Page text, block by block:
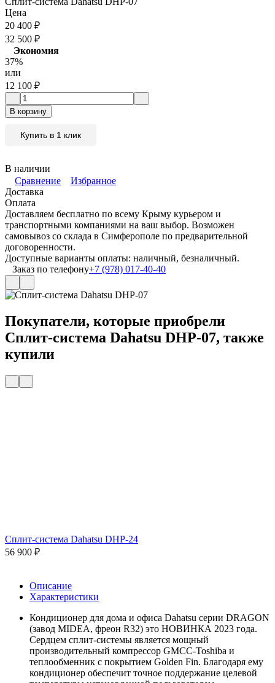
Цена
20 400 ₽
32 500 ₽
Экономия
37%
или
12 100 ₽
В корзину
Купить в 1 клик
В наличии
Сравнение
Избранное
Доставка
Оплата
Доставляем бесплатно по всему Крыму курьером и
транспортными компаниями на ваш выбор. Возможен
самовывоз со склада в Симферополе по предварительной
договоренности.
Доступные варианты оплаты: наличный, безналичный.
Заказ по телефону+7 (978) 017-40-40
Покупатели, которые приобрели
Сплит-система Dahatsu DHP-07, также
купили
Сплит-система Dahatsu DHP-24
56 900 ₽
Описание
Характеристики
Кондиционер для дома и офиса Dahatsu серии DRAGON
(завод MIDEA, фреон R32) это НОВИНКА 2023 года.
Сердцем сплит-системы является мощный
производительный компрессор GMCC-Toshiba и
теплообменник с покрытием Golden Fin. Благодаря ему
кондиционер обеспечит точное поддержание целевой